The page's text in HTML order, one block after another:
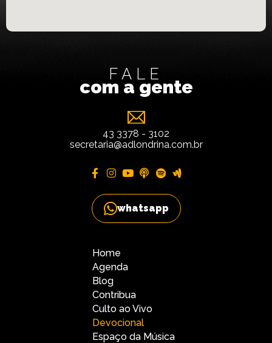
FALE
com a gente
43 3378 - 3102
secretaria@adlondrina.com.br
whatsapp
Home
Agenda
Blog
Contribua
Culto ao Vivo
Devocional
Espaço da Música